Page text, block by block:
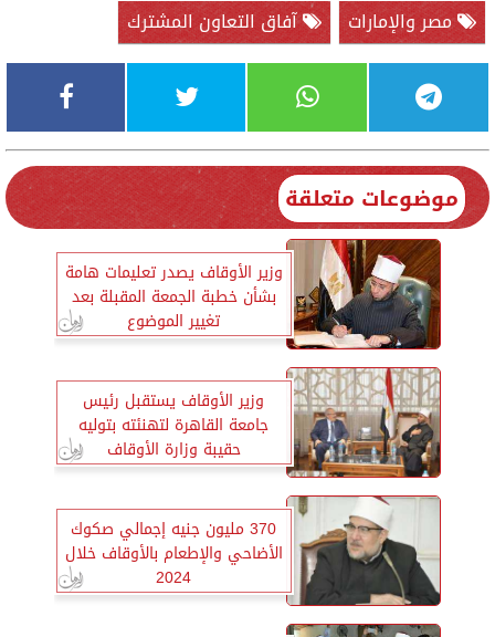
مصر والإمارات
آفاق التعاون المشترك
موضوعات متعلقة
وزير الأوقاف يصدر تعليمات هامة
بشأن خطبة الجمعة المقبلة بعد
تغيير الموضوع
وزير الأوقاف يستقبل رئيس
جامعة القاهرة لتهنئته بتوليه
حقيبة وزارة الأوقاف
370 مليون جنيه إجمالي صكوك
الأضاحي والإطعام بالأوقاف خلال
2024